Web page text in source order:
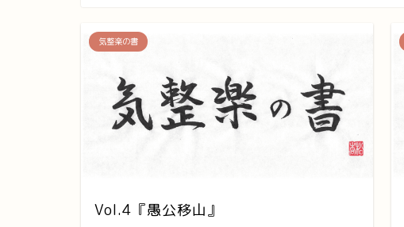
気整楽の書
Vol.4『愚公移山』